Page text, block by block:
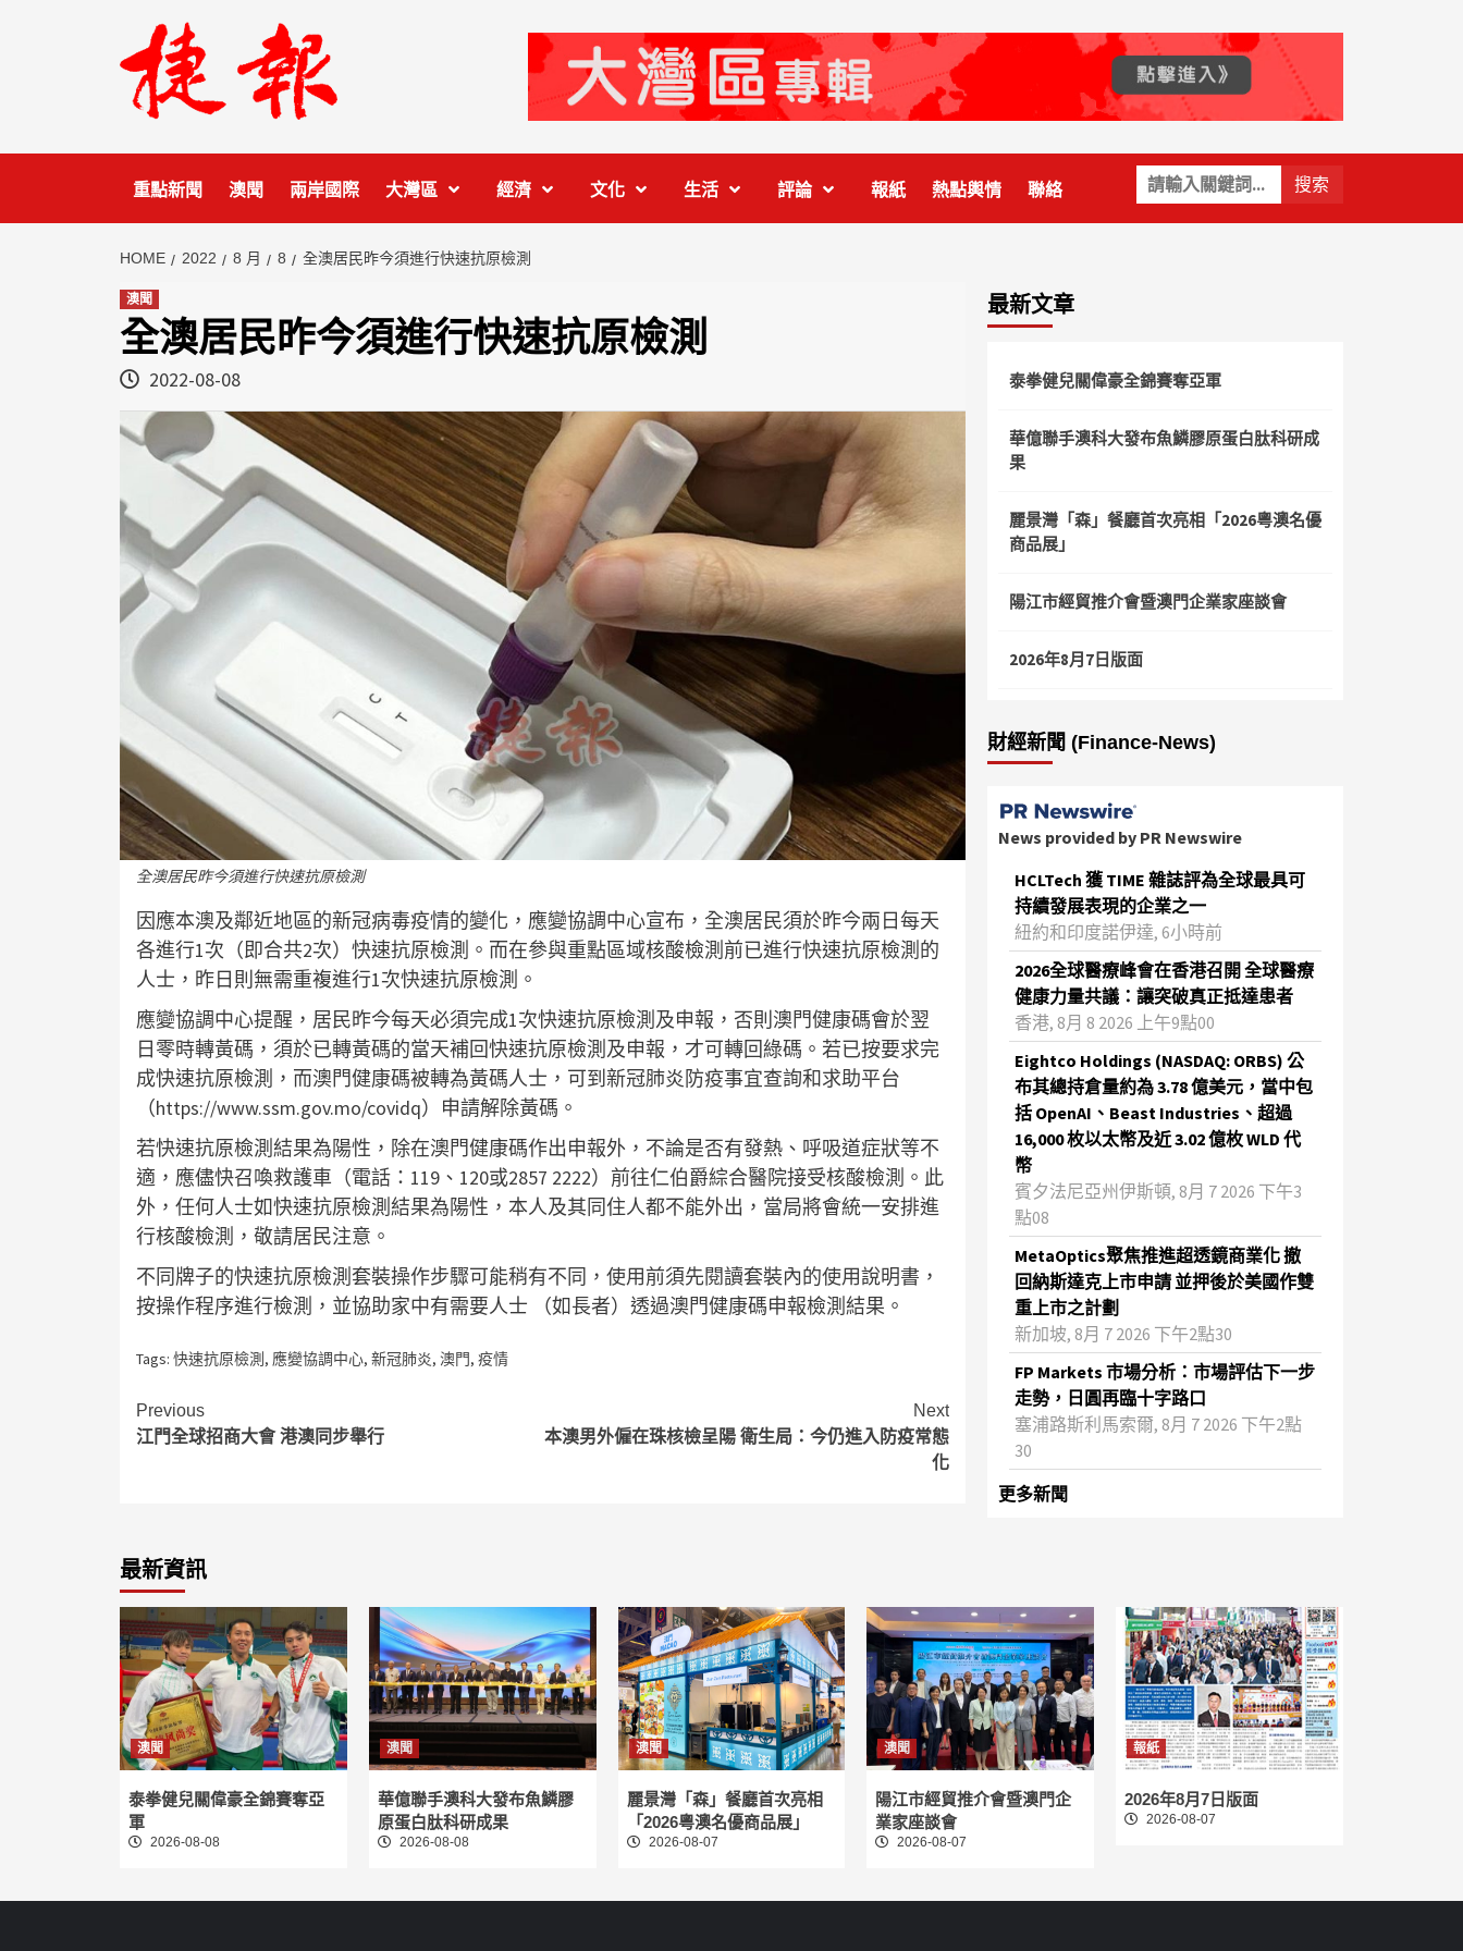
關
鍵
字:
重點新聞 澳聞 兩岸國際 大灣區 經濟 文化 生活 評論 報紙 熱點輿情 聯絡
HOME 2022 8 月 8 全澳居民昨今須進行快速抗原檢測
澳聞
全澳居民昨今須進行快速抗原檢測
2022-08-08
全澳居民昨今須進行快速抗原檢測
因應本澳及鄰近地區的新冠病毒疫情的變化，應變協調中心宣布，全澳居民須於昨今兩日每天
各進行1次（即合共2次）快速抗原檢測。而在參與重點區域核酸檢測前已進行快速抗原檢測的
人士，昨日則無需重複進行1次快速抗原檢測。
應變協調中心提醒，居民昨今每天必須完成1次快速抗原檢測及申報，否則澳門健康碼會於翌
日零時轉黃碼，須於已轉黃碼的當天補回快速抗原檢測及申報，才可轉回綠碼。若已按要求完
成快速抗原檢測，而澳門健康碼被轉為黃碼人士，可到新冠肺炎防疫事宜查詢和求助平台
（https://www.ssm.gov.mo/covidq）申請解除黃碼。
若快速抗原檢測結果為陽性，除在澳門健康碼作出申報外，不論是否有發熱、呼吸道症狀等不
適，應儘快召喚救護車（電話：119、120或2857 2222）前往仁伯爵綜合醫院接受核酸檢測。此
外，任何人士如快速抗原檢測結果為陽性，本人及其同住人都不能外出，當局將會統一安排進
行核酸檢測，敬請居民注意。
不同牌子的快速抗原檢測套裝操作步驟可能稍有不同，使用前須先閱讀套裝內的使用說明書，
按操作程序進行檢測，並協助家中有需要人士 （如長者）透過澳門健康碼申報檢測結果。
Tags: 快速抗原檢測, 應變協調中心, 新冠肺炎, 澳門, 疫情
Continue
Reading
Previous
江門全球招商大會 港澳同步舉行
Next
本澳男外僱在珠核檢呈陽 衛生局：今仍進入防疫常態
化
最新文章
泰拳健兒關偉豪全錦賽奪亞軍
華億聯手澳科大發布魚鱗膠原蛋白肽科研成
果
麗景灣「森」餐廳首次亮相「2026粵澳名優
商品展」
陽江市經貿推介會暨澳門企業家座談會
2026年8月7日版面
財經新聞 (Finance-News)
News provided by PR Newswire
HCLTech 獲 TIME 雜誌評為全球最具可
持續發展表現的企業之一
紐約和印度諾伊達, 6小時前
2026全球醫療峰會在香港召開 全球醫療
健康力量共議：讓突破真正抵達患者
香港, 8月 8 2026 上午9點00
Eightco Holdings (NASDAQ: ORBS) 公
布其總持倉量約為 3.78 億美元，當中包
括 OpenAI、Beast Industries、超過
16,000 枚以太幣及近 3.02 億枚 WLD 代
幣
賓夕法尼亞州伊斯頓, 8月 7 2026 下午3
點08
MetaOptics聚焦推進超透鏡商業化 撤
回納斯達克上市申請 並押後於美國作雙
重上市之計劃
新加坡, 8月 7 2026 下午2點30
FP Markets 市場分析：市場評估下一步
走勢，日圓再臨十字路口
塞浦路斯利馬索爾, 8月 7 2026 下午2點
30
更多新聞
最新資訊
澳聞
泰拳健兒關偉豪全錦賽奪亞
軍
2026-08-08
澳聞
華億聯手澳科大發布魚鱗膠
原蛋白肽科研成果
2026-08-08
澳聞
麗景灣「森」餐廳首次亮相
「2026粵澳名優商品展」
2026-08-07
澳聞
陽江市經貿推介會暨澳門企
業家座談會
2026-08-07
報紙
2026年8月7日版面
2026-08-07